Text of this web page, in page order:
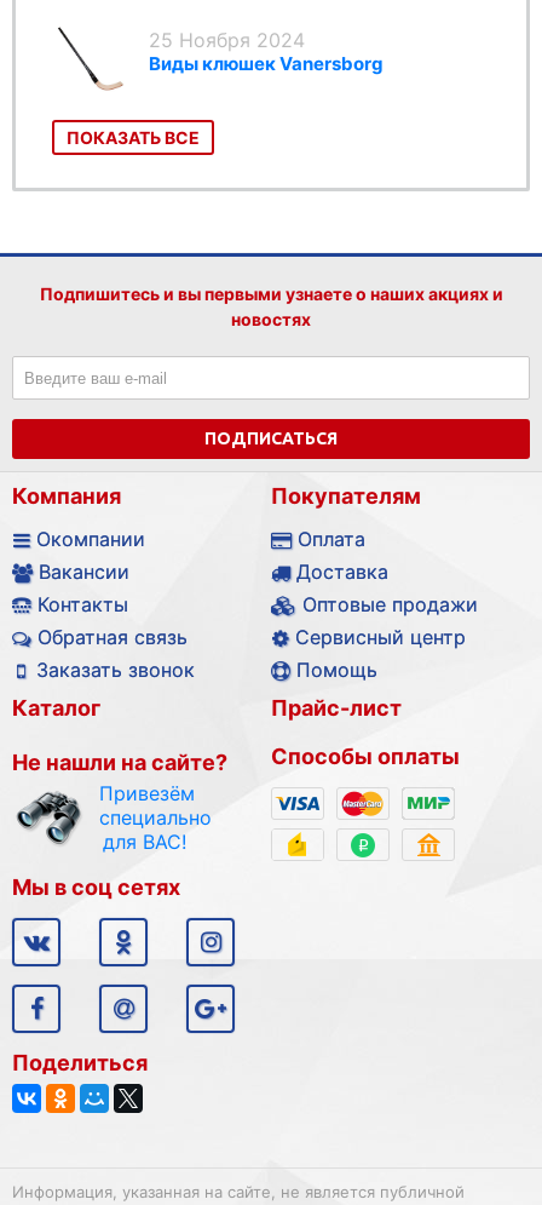
25 Ноября 2024
Виды клюшек Vanersborg
ПОКАЗАТЬ ВСЕ
Подпишитесь и вы первыми узнаете о наших акциях и
новостях
ПОДПИСАТЬСЯ
Компания
Окомпании
Вакансии
Контакты
Обратная связь
Заказать звонок
Покупателям
Оплата
Доставка
Оптовые продажи
Сервисный центр
Помощь
Каталог
Не нашли на сайте?
Привезём
специально
для ВАС!
Прайс-лист
Способы оплаты
Мы в соц сетях
Поделиться
Информация, указанная на сайте, не является публичной